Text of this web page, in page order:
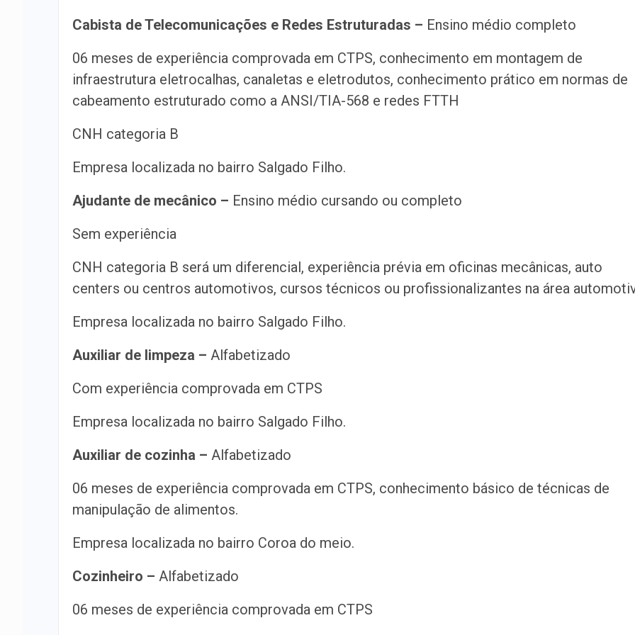
Cabista de Telecomunicações e Redes Estruturadas – Ensino médio completo
06 meses de experiência comprovada em CTPS, conhecimento em montagem de
infraestrutura eletrocalhas, canaletas e eletrodutos, conhecimento prático em normas de
cabeamento estruturado como a ANSI/TIA-568 e redes FTTH
CNH categoria B
Empresa localizada no bairro Salgado Filho.
Ajudante de mecânico – Ensino médio cursando ou completo
Sem experiência
CNH categoria B será um diferencial, experiência prévia em oficinas mecânicas, auto
centers ou centros automotivos, cursos técnicos ou profissionalizantes na área
Empresa localizada no bairro Salgado Filho.
Auxiliar de limpeza – Alfabetizado
Com experiência comprovada em CTPS
Empresa localizada no bairro Salgado Filho.
Auxiliar de cozinha – Alfabetizado
06 meses de experiência comprovada em CTPS, conhecimento básico de técnicas de
manipulação de alimentos.
Empresa localizada no bairro Coroa do meio.
Cozinheiro – Alfabetizado
06 meses de experiência comprovada em CTPS